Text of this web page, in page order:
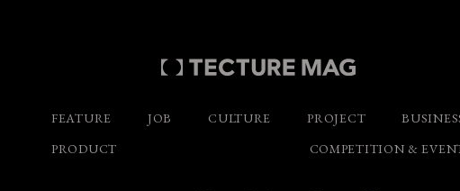
FEATURE JOB CULTURE PROJECT
PRODUCT
COMPETITION &